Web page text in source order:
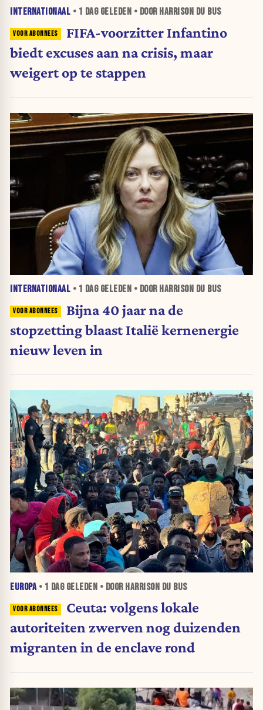
INTERNATIONAAL • 1 DAGGELEDEN • DOOR HARRISON DU BUS
FIFA-voorzitter Infantino
biedt excuses aan na crisis, maar
weigert op te stappen
INTERNATIONAAL • 1 DAGGELEDEN • DOOR HARRISON DU BUS
Bijna 40 jaar na de
stopzetting blaast Italië kernenergie
nieuw leven in
EUROPA• 1 DAGGELEDEN • DOOR HARRISON DU BUS
Ceuta: volgens lokale
autoriteiten zwerven nog duizenden
migranten in de enclave rond